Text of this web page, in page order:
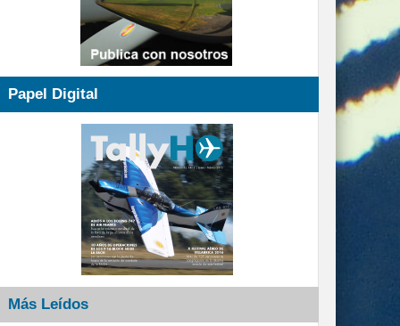
Papel Digital
Más Leídos